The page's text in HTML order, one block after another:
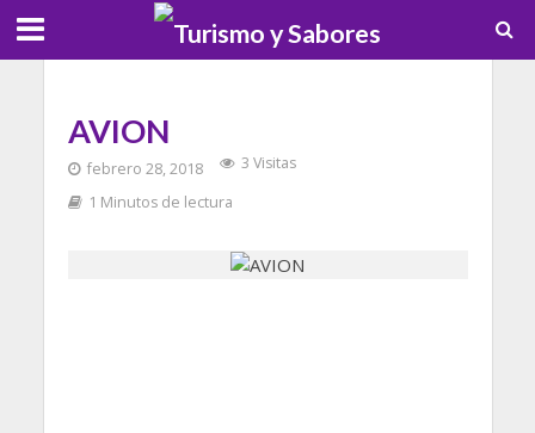
AVION
febrero 28, 2018
3 Visitas
1 Minutos de lectura